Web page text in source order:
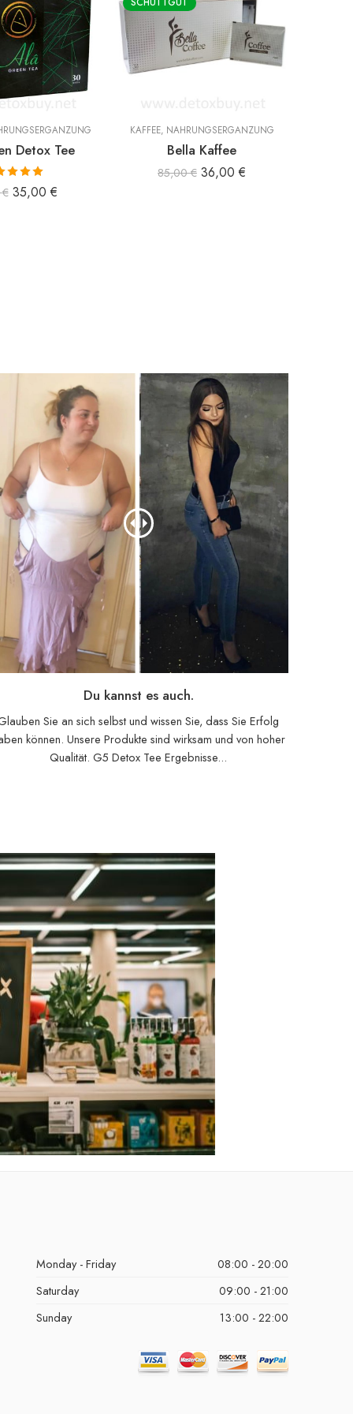
Detox Tee
mit
von 5
€ 35,00 €
SCHÜTTGUT
KAFFEE, NAHRUNGSERGÄNZUNG
Bella Kaffee
85,00€ 36,00 €
Du kannst es auch.
Sie an sich selbst und wissen Sie, dass Sie Erfolg
können. Unsere Produkte sind wirksam und von hoher
Qualität. G5 Detox Tee Ergebnisse...
Monday - Friday
08:00 - 20:00
Saturday
09:00 - 21:00
Sunday
13:00 - 22:00